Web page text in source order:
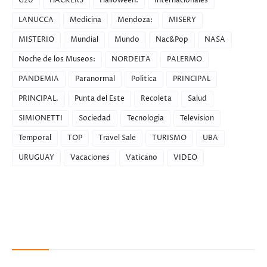
LANUCCA
Medicina Mendoza:
MISERY
MISTERIO
Mundial Mundo Nac&Pop
NASA
Noche de los Museos:
NORDELTA
PALERMO
PANDEMIA
Paranormal Politica
PRINCIPAL
PRINCIPAL.
Punta del Este Recoleta
Salud
SIMIONETTI
Sociedad Tecnologia
Television
Temporal
TOP Travel Sale TURISMO
UBA
URUGUAY
Vacaciones Vaticano VIDEO